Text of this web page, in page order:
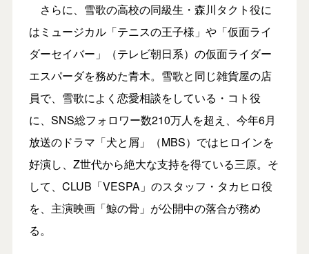
さらに、雪歌の高校の同級生・森川タクト役に
はミュージカル「テニスの王子様」や「仮面ライ
ダーセイバー」（テレビ朝日系）の仮面ライダー
エスパーダを務めた青木。雪歌と同じ雑貨屋の店
員で、雪歌によく恋愛相談をしている・コト役
に、SNS総フォロワー数210万人を超え、今年6月
放送のドラマ「犬と屑」（MBS）ではヒロインを
好演し、Z世代から絶大な支持を得ている三原。そ
して、CLUB「VESPA」のスタッフ・タカヒロ役
を、主演映画「鯨の骨」が公開中の落合が務め
る。